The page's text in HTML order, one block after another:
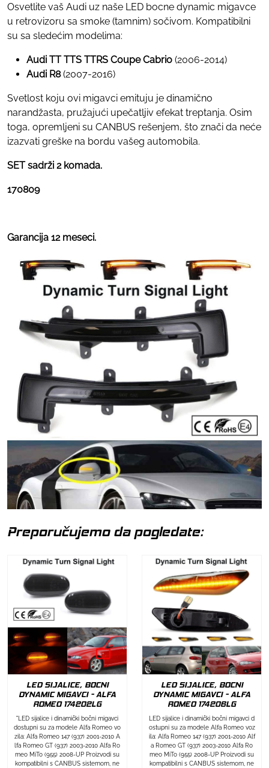
Osvetlite vaš Audi uz naše LED bocne dynamic migavce
u retrovizoru sa smoke (tamnim) sočivom. Kompatibilni
su sa sledećim modelima:
Audi TT TTS TTRS Coupe Cabrio (2006-2014)
Audi R8(2007-2016)
Svetlost koju ovi migavci emituju je dinamično
narandžasta, pružajući upečatljiv efekat treptanja. Osim
toga, opremljeni su CANBUS rešenjem, što znači da neće
izazvati greške na bordu vašeg automobila.
SET sadrži 2 komada.
170809
Garancija 12 meseci.
Preporučujemo da pogledate:
LED SIJALICE, BOCNI
DYNAMIC MIGAVCI - ALFA
ROMEO 174202LG
"LED sijalice i dinamički bočni migavci
dostupni su za modele Alfa Romeo vo
zila: Alfa Romeo 147 (937) 2001-2010 A
lfa Romeo GT (937) 2003-2010 Alfa Ro
meo MiTo (955) 2008-UP Proizvodi su
kompatibilni s CANBUS sistemom, ne
LED SIJALICE, BOCNI
DYNAMIC MIGAVCI - ALFA
ROMEO 174206LG
LED sijalice i dinamički bočni migavci d
ostupni su za modele Alfa Romeo voz
ila: Alfa Romeo 147 (937) 2001-2010 Alf
a Romeo GT (937) 2003-2010 Alfa Ro
meo MiTo (955) 2008-UP Proizvodi su
kompatibilni s CANBUS sistemom, ne